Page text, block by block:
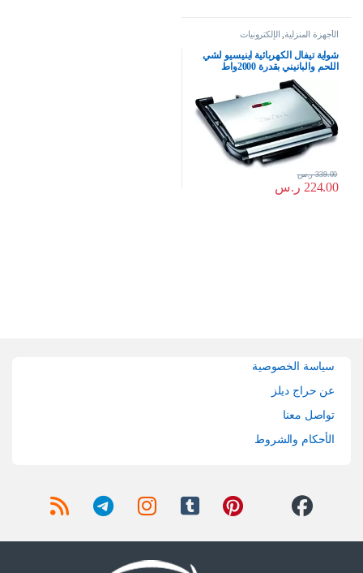
الأجهزة المنزلية, الإلكترونيات
شواية تيفال الكهربائية اينيسيو لشي
اللحم والبانيني بقدرة 2000واط
224.00 ر.س
339.00 ر.س
سياسة الخصوصية
عن حراج ديلز
تواصل معنا
الأحكام والشروط